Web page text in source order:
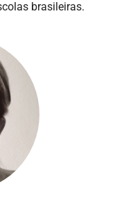
brasileiras.